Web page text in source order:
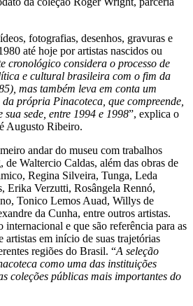
fotografias, desenhos, gravuras e
até hoje por artistas nascidos ou
cronológico considera o processo de
e cultural brasileira com o fim da
mas também leva em conta um
própria Pinacoteca, que compreende,
sede, entre 1994 e 1998”, explica o
Augusto Ribeiro.
andar do museu com trabalhos
Waltercio Caldas, além das obras de
Regina Silveira, Tunga, Leda
Erika Verzutti, Rosângela Rennó,
Tonico Lemos Auad, Willys de
da Cunha, entre outros artistas.
internacional e que são referência para as
artistas em início de suas trajetórias
regiões do Brasil. “A seleção
como uma das instituições
coleções públicas mais importantes do